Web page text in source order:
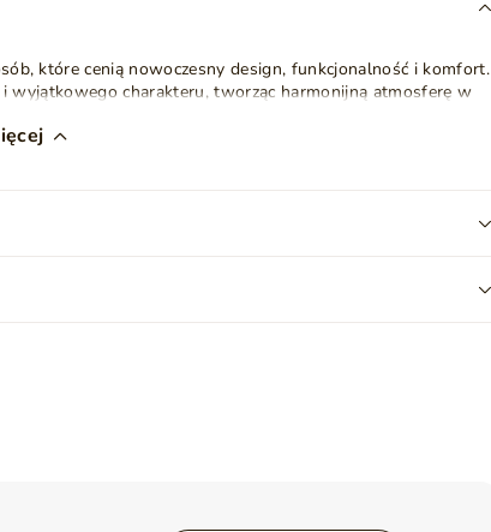
Wykonanie nóżek Tworzywo sztuczne
Montaż
Szuflady Nie
Podmiot odpowiedzialny za
GrainGold Sp z o.o.
które cenią nowoczesny design, funkcjonalność i komfort.
wyjątkowego charakteru, tworząc harmonijną atmosferę w
delikatnej fakturze dodaje jej elegancji, a dodatkowe
zachwyca nie tylko swoim pięknym